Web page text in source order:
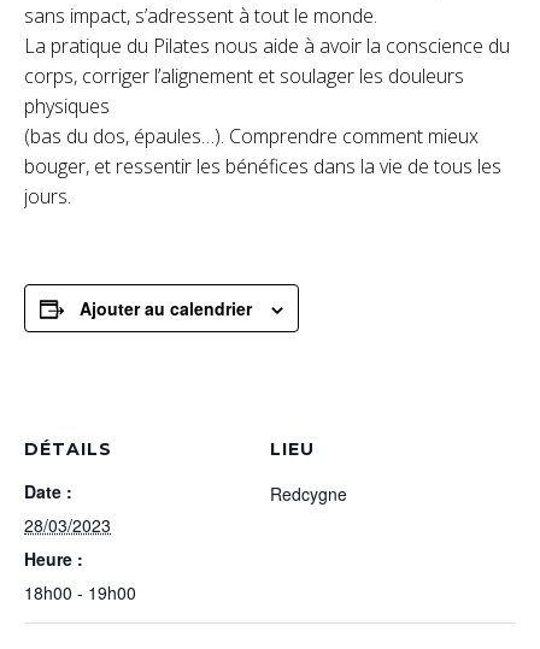
sans impact, s’adressent à tout le monde.
La pratique du Pilates nous aide à avoir la conscience du
corps, corriger l’alignement et soulager les douleurs
physiques
(bas du dos, épaules…). Comprendre comment mieux
bouger, et ressentir les bénéfices dans la vie de tous les
jours.
Ajouter au calendrier
DÉTAILS
Date :
28/03/2023
Heure :
18h00 - 19h00
LIEU
Redcygne